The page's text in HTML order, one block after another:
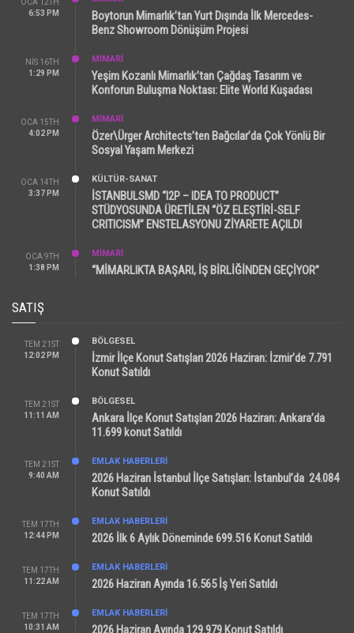
OCA 12TH
6:53 PM
Boytorun Mimarlık’tan Yurt Dışında İlk Mercedes-
Benz Showroom Dönüşüm Projesi
NIS 16TH
1:29 PM
MİMARİ
Yeşim Kozanlı Mimarlık’tan Çağdaş Tasarım ve
Konforun Buluşma Noktası: Elite World Kuşadası
OCA 15TH
4:02 PM
MİMARİ
Özer\Ürger Architects’ten Bağcılar’da Çok Yönlü Bir
Sosyal Yaşam Merkezi
OCA 14TH
3:37 PM
KÜLTÜR-SANAT
İSTANBULSMD “I2P – IDEA TO PRODUCT”
STÜDYOSUNDA ÜRETİLEN “ÖZ ELEŞTİRİ-SELF
CRITICISM” ENSTELASYONU ZİYARETE AÇILDI
OCA 9TH
1:38 PM
MİMARİ
“MİMARLIKTA BAŞARI, İŞ BİRLİĞİNDEN GEÇİYOR”
SATIŞ
TEM 21ST
12:02 PM
BÖLGESEL
İzmir İlçe Konut Satışları 2026 Haziran: İzmir’de 7.791
Konut Satıldı
TEM 21ST
11:11 AM
BÖLGESEL
Ankara İlçe Konut Satışları 2026 Haziran: Ankara’da
11.699 konut Satıldı
TEM 21ST
9:40 AM
EMLAK HABERLERI
2026 Haziran İstanbul İlçe Satışları: İstanbul’da 24.084
Konut Satıldı
TEM 17TH
12:44 PM
EMLAK HABERLERI
2026 İlk 6 Aylık Döneminde 699.516 Konut Satıldı
TEM 17TH
11:22 AM
EMLAK HABERLERI
2026 Haziran Ayında 16.565 İş Yeri Satıldı
TEM 17TH
10:31 AM
EMLAK HABERLERI